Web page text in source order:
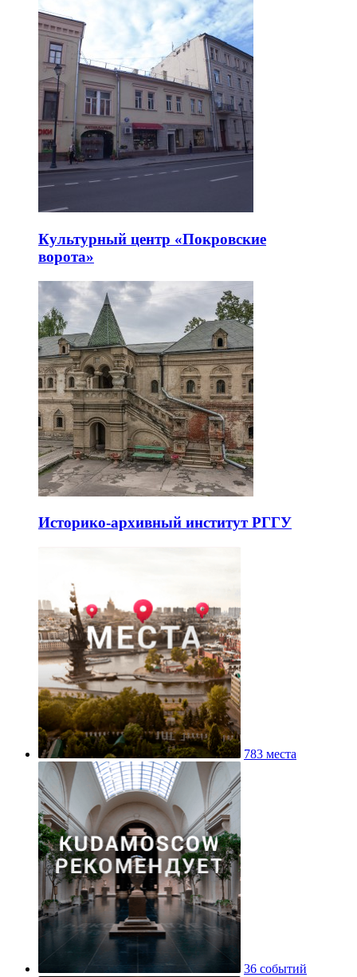
Культурный центр «Покровские
ворота»
Историко-архивный институт РГГУ
783 места
36 событий